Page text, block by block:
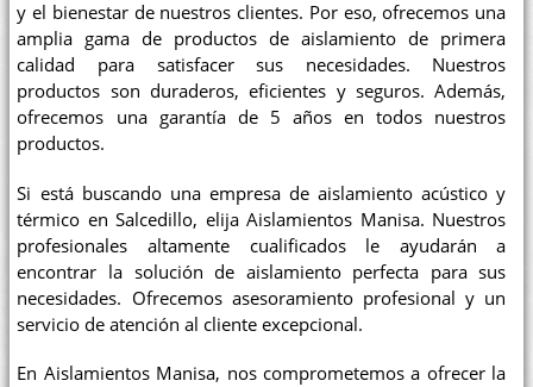
y el bienestar de nuestros clientes. Por eso, ofrecemos una
amplia gama de productos de aislamiento de primera
calidad para satisfacer sus necesidades. Nuestros
productos son duraderos, eficientes y seguros. Además,
ofrecemos una garantía de 5 años en todos nuestros
productos.
Si está buscando una empresa de aislamiento acústico y
térmico en Salcedillo, elija Aislamientos Manisa. Nuestros
profesionales altamente cualificados le ayudarán a
encontrar la solución de aislamiento perfecta para sus
necesidades. Ofrecemos asesoramiento profesional y un
servicio de atención al cliente excepcional.
En Aislamientos Manisa, nos comprometemos a ofrecer la